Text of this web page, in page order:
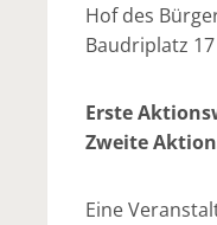
Hof des
Baudriplatz 17
Erste
Zweite
Eine